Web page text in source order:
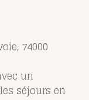
74000
un
séjours en